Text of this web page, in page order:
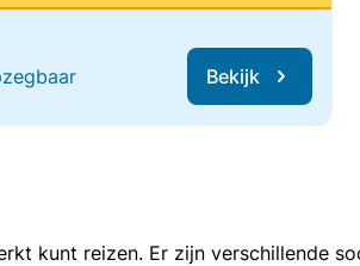
Bekijk
kunt reizen. Er zijn verschillende